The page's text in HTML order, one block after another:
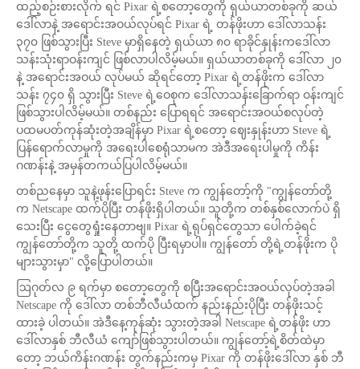
ထည့်စဉ်းစားလိုက် ရင် Pixar ရဲ့စတော့တွေကို ရှယ်ယာတစ်ခုကို ဆယ်
ဒေါ်လာနဲ့ အရောင်းအဝယ်လုပ်ရင် Pixar ရဲ့ တန်ဖိုးဟာ ဒေါ်လာသန်း
၃၇၀ ဖြစ်သွားပြီး Steve မှာရှိနေတဲ့ ရှယ်ယာ ၈၀ ရာခိုင်နှုန်းကဒေါ်လာ
သန်းသုံးရာဝန်းကျင် ဖြစ်လာပါလိမ့်မယ်။ ရှယ်ယာတစ်ခုကို ဒေါ်လာ ၂၀
နဲ့ အရောင်းအဝယ် လုပ်မယ် ဆိုရင်တော့ Pixar ရဲ့တန်ဖိုးက ဒေါ်လာ
သန်း ၇၄၀ ရှိ သွားပြီး Steve ရဲ့ဝေစုက ဒေါ်လာသန်းခြောက်ရာ ဝန်းကျင်
ဖြစ်သွားပါလိမ့်မယ်။ တစ်နည်း ပြောရရင် အရောင်းအဝယ်စလုပ်တဲ့
ပထမပတ်ကုန်ဆုံးတဲ့အချိန်မှာ Pixar ရဲ့စတော့ ဈေးနှုန်းဟာ Steve ရဲ့
ပြန်ရောက်လာမှုကို အရေးပါစေရုံသာမက အဲဒီအရေးပါမှုကို ကိန်း
ဂဏန်းနဲ့ အမှန်တကယ်ပြပါလိမ့်မယ်။
တစ်ညနေမှာ သူနဲ့ဖုန်းပြောရင်း Steve က ကျွန်တော့်ကို "ကျွန်တော်တို့
က Netscape ထက်ပိုပြီး တန်ဖိုးရှိပါတယ်။ သူတို့က တစ်နှစ်လောက်ပဲ ရှိ
သေးပြီး ငွေတွေရှုံးနေတာဗျ။ Pixar ရဲ့ရုပ်ရှင်တွေသာ ပေါက်ခဲ့ရင်
ကျွန်တော်တို့က သူတို့ ထက်ပို ပြီးရမှာပါ။ ကျွန်တော် တို့ရဲ့တန်ဖိုးက ပို
များသွားမှာ" လို့ပြောပါတယ်။
ဩဂုတ်လ ၉ ရက်မှာ စတော့တွေကို စပြီးအရောင်းအဝယ်လုပ်တဲ့အခါ
Netscape ကို ဒေါ်လာ တစ်ဘီလီယံထက် နည်းနည်းပိုပြီး တန်ဖိုးသင့်
ထားခဲ့ ပါတယ်။ အဲဒီနေ့ကုန်ဆုံး သွားတဲ့အခါ Netscape ရဲ့တန်ဖိုး ဟာ
ဒေါ်လာနှစ် ဘီလီယံ ကျော်ဖြစ်သွားပါတယ်။ ကျွန်တော့်ရဲ့စိတ်ထဲမှာ
တော့ ဘယ်ကိန်းဂဏန်း တွက်နည်းကမှ Pixar ကို တန်ဖိုးဒေါ်လာ နှစ် ဘီ